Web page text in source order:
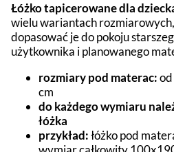
Łóżko tapicerowane dla
wielu wariantach
dopasować je do pokoju
użytkownika i planowanego
rozmiary pod materac:
cm
do każdego wymiaru
łóżka
przykład:łóżko pod